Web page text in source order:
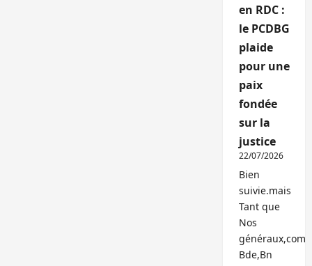
en RDC :
le PCDBG
plaide
pour une
paix
fondée
sur la
justice
22/07/2026
Bien
suivie.mais
Tant que
Nos
généraux,com
Bde,Bn